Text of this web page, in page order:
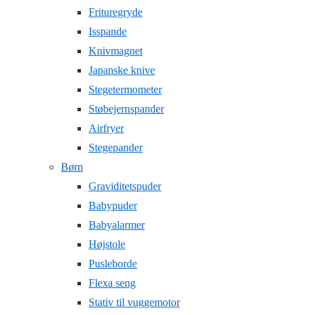
Frituregryde
Isspande
Knivmagnet
Japanske knive
Stegetermometer
Støbejernspander
Airfryer
Stegepander
Børn
Graviditetspuder
Babypuder
Babyalarmer
Højstole
Pusleborde
Flexa seng
Stativ til vuggemotor